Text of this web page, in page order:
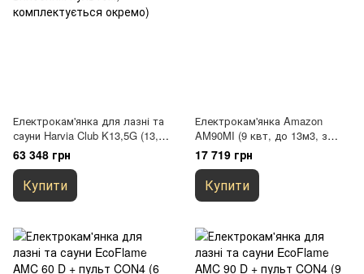
Електрокам'янка для лазні та
сауни Harvia Club K13,5G (13,5
квт, 11-20м3, з виносним
пультом, комплектується
окремо)
63 348 грн
Купити
Електрокам'янка Amazon
AM90MI (9 квт, до 13м3, з
виносним пультом)
17 719 грн
Купити